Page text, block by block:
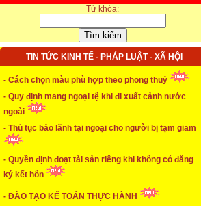
Từ khóa:
TIN TỨC KINH TẾ - PHÁP LUẬT - XÃ HỘI
- Cách chọn màu phù hợp theo phong thuỷ
- Quy định mang ngoại tệ khi đi xuất cảnh nước
ngoài
- Thủ tục bảo lãnh tại ngoại cho người bị tạm giam
- Quyền định đoạt tài sản riêng khi không có đăng
ký kết hôn
- ĐÀO TẠO KẾ TOÁN THỰC HÀNH
* NHẬN SINH VIÊN THỰC TẬP
...xem chi tiết
* ĐÀO TẠO KẾ TOÁN THỰC HÀNH
* TUYỂN DỤNG KẾ TOÁN (thường xuyên)
...xem chi tiết
* Cách chọn màu phù hợp theo phong thuỷ